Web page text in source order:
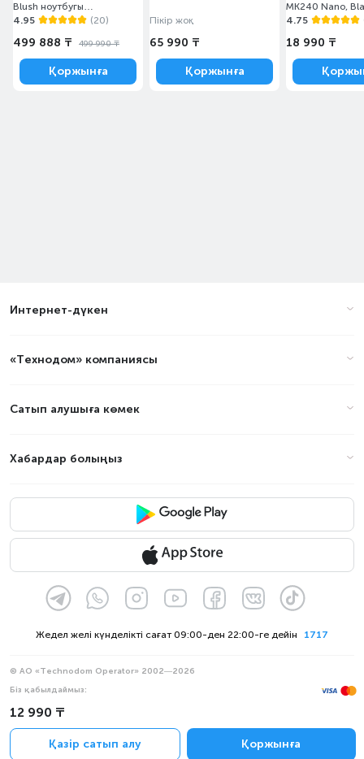
Blush ноутбугы
(MHFJ4RU/A)
4.95 (20)
499 888 ₸ 499 990 ₸
Қоржынға
Пікір жоқ
65 990 ₸
Қоржынға
MK240 Nano,
4.75
18 990 ₸
12 990 ₸
Қазір сатып алу Қоржынға
Интернет-дүкен
«Технодом» компаниясы
Сатып алушыға көмек
Хабардар болыңыз
1717
Жедел желі күнделікті сағат 09:00-ден 22:00-ге дейін
© АО «Technodom Operator» 2002—2026
Біз қабылдаймыз:
Ресми хабарлама
Құпиялылық саясаты